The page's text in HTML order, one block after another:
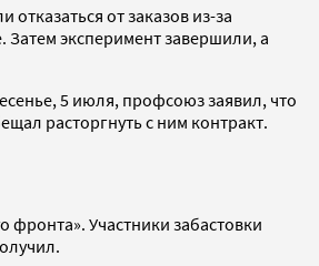
от заказов из-за
эксперимент завершили, а
5 июля, профсоюз заявил, что
расторгнуть с ним контракт.
Участники забастовки